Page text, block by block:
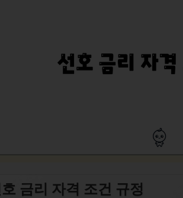
금리 자격 조건 규정